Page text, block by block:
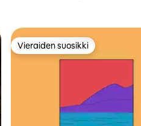
Vieraiden suosikki
Vieraiden suosikki